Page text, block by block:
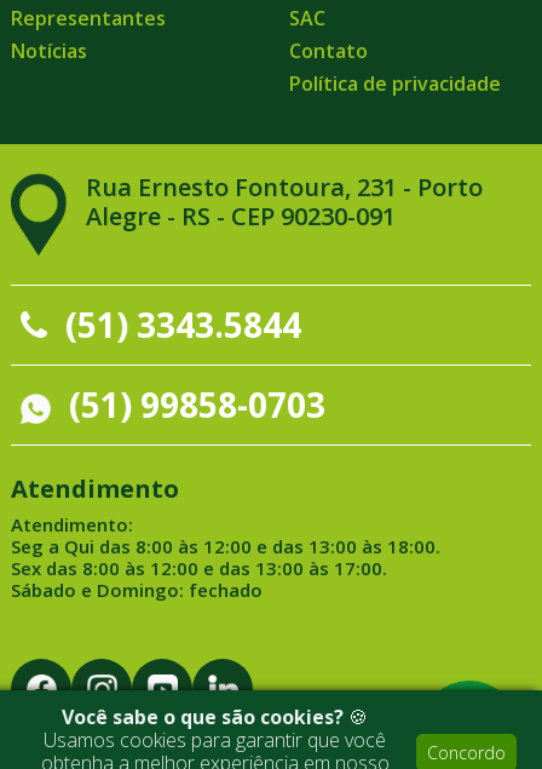
Representantes
Notícias
SAC
Contato
Política de privacidade
Rua Ernesto Fontoura, 231 - Porto
Alegre - RS - CEP 90230-091
(51) 3343.5844
(51) 99858-0703
Atendimento
Atendimento:
Seg a Qui das 8:00 às 12:00 e das 13:00 às 18:00.
Sex das 8:00 às 12:00 e das 13:00 às 17:00.
Sábado e Domingo: fechado
Você sabe o que são cookies? 🍪
Usamos cookies para garantir que você
obtenha a melhor experiência em nosso
Concordo